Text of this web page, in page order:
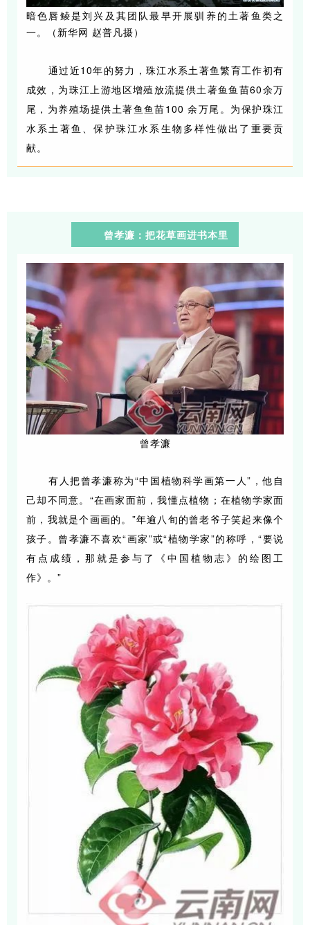
暗色唇鲮是刘兴及其团队最早开展驯养的土著鱼类之
一。（新华网 赵普凡摄）
通过近10年的努力，珠江水系土著鱼繁育工作初有
成效，为珠江上游地区增殖放流提供土著鱼鱼苗60余万
尾，为养殖场提供土著鱼鱼苗100 余万尾。为保护珠江
水系土著鱼、保护珠江水系生物多样性做出了重要贡
献。
曾孝濂：把花草画进书本里
曾孝濂
有人把曾孝濂称为“中国植物科学画第一人”，他自
己却不同意。“在画家面前，我懂点植物；在植物学家面
前，我就是个画画的。”年逾八旬的曾老爷子笑起来像个
孩子。 曾孝濂不喜欢“画家”或“植物学家”的称呼，“要说
有点成绩，那就是参与了《中国植物志》的绘图工
作》 。 ”